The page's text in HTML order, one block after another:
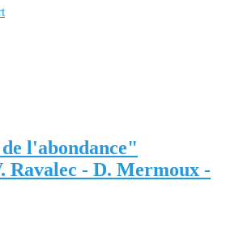
l'abondance"
Ravalec - D. Mermoux -